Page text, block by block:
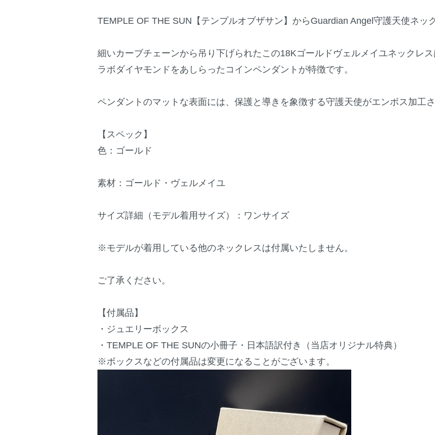
TEMPLE OF THE SUN【テンプルオブザサン】からGuardian Angel守護天使ネッ
細いカーブチェーンから吊り下げられたこの18Kゴールドヴェルメイユネックレス
ラボダイヤモンドをあしらったコインペンダントが特徴です。
ペンダントのマットな表面には、保護と導きを象徴する守護天使がエンボス加工さ
【スペック】
色：ゴールド
素材：ゴールド・ヴェルメイユ
サイズ詳細（モデル着用サイズ）：ワンサイズ
※モデルが着用している他のネックレスは付属いたしません。
ご了承ください。
【付属品】
・ジュエリーボックス
・TEMPLE OF THE SUNの小冊子・日本語訳付き（当店オリジナル特典）
※ボックスなどの付属品は変更になることがございます。